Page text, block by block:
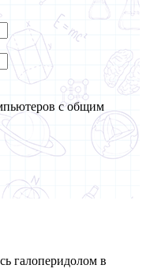
с общим
галоперидолом в